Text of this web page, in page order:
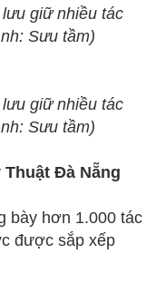
giữ nhiều tác
Sưu tầm)
giữ nhiều tác
Sưu tầm)
Đà Nẵng
bày hơn 1.000 tác
được sắp xếp